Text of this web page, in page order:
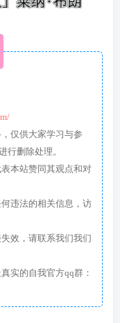
仅供大家学习与参
行删除处理。
本站赞同其观点和对
违法的相关信息，访
效，请联系我们我们
实的自我官方qq群：